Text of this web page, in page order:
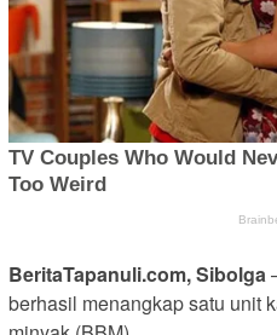
BeritaTapanuli.com, Sibolga
berhasil menangkap satu unit